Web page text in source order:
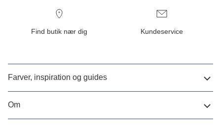
Find butik nær dig Kundeservice
Farver, inspiration og guides
Om